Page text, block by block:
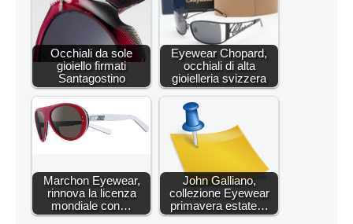
Occhiali da sole
gioiello firmati
Santagostino
Eyewear Chopard,
occhiali di alta
gioielleria svizzera
Marchon Eyewear,
rinnova la licenza
mondiale con…
John Galliano,
collezione Eyewear
primavera estate…